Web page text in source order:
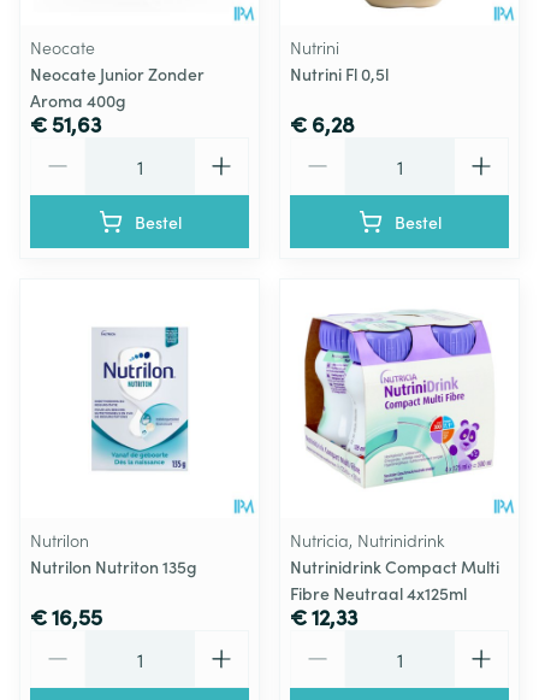
Neocate
Neocate Junior Zonder
Aroma 400g
€ 51,63
Bestel
Nutrini
Nutrini Fl 0,5l
€ 6,28
Bestel
Nutrilon
Nutrilon Nutriton 135g
€ 16,55
Nutricia, Nutrinidrink
Nutrinidrink Compact Multi
Fibre Neutraal 4x125ml
€ 12,33